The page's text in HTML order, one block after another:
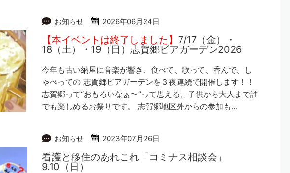
お知らせ 2026年06月24日
【本イベントは終了しました】 7/17（金）・
18（土）・19（日）志賀郷ビアガーデン2026
今年も古い納屋に音楽が響き、食べて、歌って、呑んで、し
ゃべっての 志賀郷ビアガーデンを３夜連続で開催します！！
志賀郷って“おもろいなぁ〜”って思える、子供から大人まで誰
でも楽しめるお祭りです。 志賀郷地区外からの参加も…
お知らせ 2023年07月26日
看護と移住のあれこれ「コミナス相談会」
9.10（日）